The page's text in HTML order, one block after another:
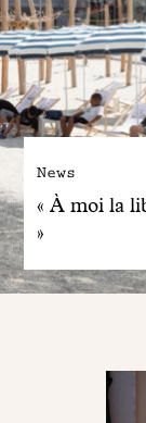
News
« À moi la
»